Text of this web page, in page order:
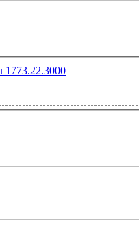
1773.22.3000